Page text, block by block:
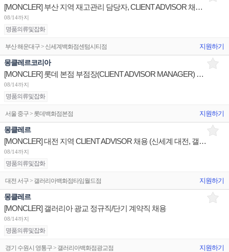
[MONCLER] 부산 지역 재고관리 담당자, CLIENT ADVISOR 채용 (신세계 센텀, 롯데 부산)
08/14까지
명품의류및잡화
부산 해운대구 > 신세계백화점센텀시티점 지원하기
몽클레르코리아
[MONCLER] 롯데 본점 부점장(CLIENT ADVISOR MANAGER) 채용
08/14까지
명품의류및잡화
서울 중구 > 롯데백화점본점 지원하기
몽클레르
[MONCLER] 대전 지역 CLIENT ADVISOR 채용 (신세계 대전, 갤러리아 타임월드)
08/14까지
명품의류및잡화
대전 서구 > 갤러리아백화점타임월드점 지원하기
몽클레르
[MONCLER] 갤러리아 광교 정규직/단기 계약직 채용
08/14까지
명품의류및잡화
경기 수원시 영통구 > 갤러리아백화점광교점 지원하기